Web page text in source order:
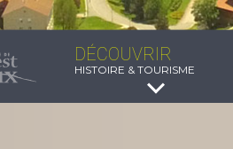
DÉCOUVRIR
HISTOIRE & TOURISME